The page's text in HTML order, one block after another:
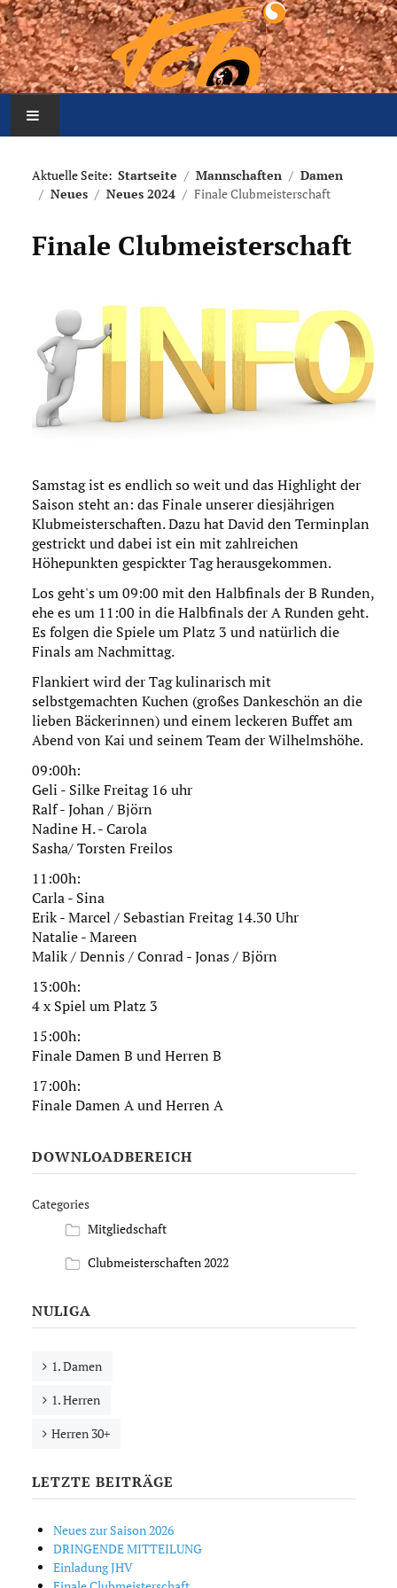
Aktuelles
Mannschaften
Platzbelegung
Meldung Arbeitseinsatz
Download
Datenschutz
Aktuelle Seite: Startseite Mannschaften
Damen
Neues
Neues 2024 Finale Clubmeisterschaft
Finale Clubmeisterschaft
Samstag ist es endlich so weit und das Highlight der
Saison steht an: das Finale unserer diesjährigen
Klubmeisterschaften. Dazu hat David den Terminplan
gestrickt und dabei ist ein mit zahlreichen
Höhepunkten gespickter Tag herausgekommen.
Los geht's um 09:00 mit den Halbfinals der B Runden,
ehe es um 11:00 in die Halbfinals der A Runden geht.
Es folgen die Spiele um Platz 3 und natürlich die
Finals am Nachmittag.
Flankiert wird der Tag kulinarisch mit
selbstgemachten Kuchen (großes Dankeschön an die
lieben Bäckerinnen) und einem leckeren Buffet am
Abend von Kai und seinem Team der Wilhelmshöhe.
09:00h:
Geli - Silke Freitag 16 uhr
Ralf - Johan / Björn
Nadine H. - Carola
Sasha/ Torsten Freilos
11:00h:
Carla - Sina
Erik - Marcel / Sebastian Freitag 14.30 Uhr
Natalie - Mareen
Malik / Dennis / Conrad - Jonas / Björn
13:00h:
4 x Spiel um Platz 3
15:00h:
Finale Damen B und Herren B
17:00h:
Finale Damen A und Herren A
DOWNLOADBEREICH
Categories
Mitgliedschaft
Clubmeisterschaften 2022
NULIGA
1. Damen
1. Herren
Herren 30+
LETZTE BEITRÄGE
Neues zur Saison 2026
DRINGENDE MITTEILUNG
Einladung JHV